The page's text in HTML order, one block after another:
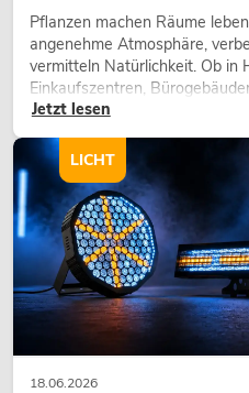
Pflanzen machen Räume
angenehme Atmosphäre,
vermitteln Natürlichkeit. Ob in
Einkaufszentren,
eine hochwertige Begrünung
Jetzt lesen
18.06.2026
LICHT